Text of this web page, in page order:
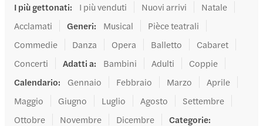
I più gettonati: I più venduti Nuovi arrivi
Natale
Acclamati
Generi: Musical
Pièce teatrali
Commedie
Danza Opera Balletto
Cabaret
Concerti
Adatti a: Bambini Adulti
Coppie
Calendario: Gennaio Febbraio Marzo
Aprile
Maggio
Giugno Luglio Agosto
Settembre
Ottobre
Novembre Dicembre Categorie: